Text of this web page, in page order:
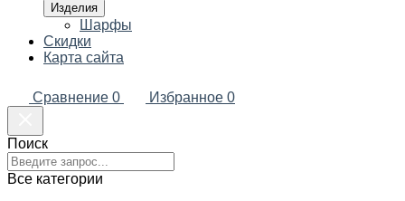
Изделия
Шарфы
Скидки
Карта сайта
Сравнение 0 Избранное 0
Поиск
Все категории